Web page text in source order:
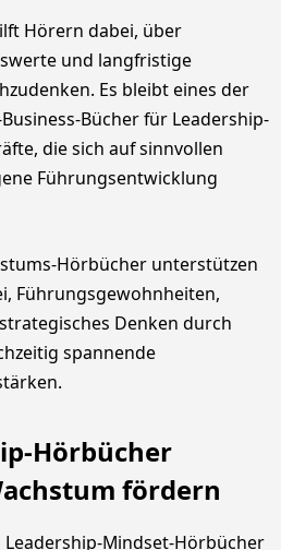
Hörern dabei, über
und langfristige
Es bleibt eines der
Bücher für Leadership-
die sich auf sinnvollen
Führungsentwicklung
Hörbücher unterstützen
Führungsgewohnheiten,
Denken durch
spannende
Hörbücher
fördern
Leadership-Mindset-Hörbücher